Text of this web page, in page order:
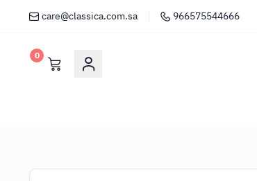
966575544666
care@classica.com.sa
0